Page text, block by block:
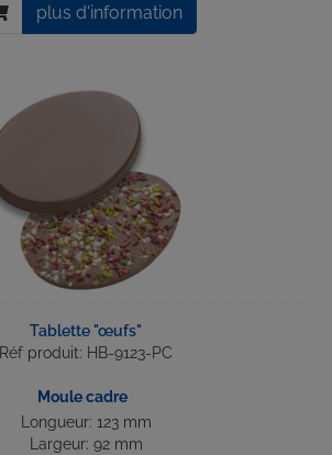
plus d'information
Tablette "œufs"
Réf produit: HB-9123-PC
Moule cadre
Longueur: 123 mm
Largeur: 92 mm